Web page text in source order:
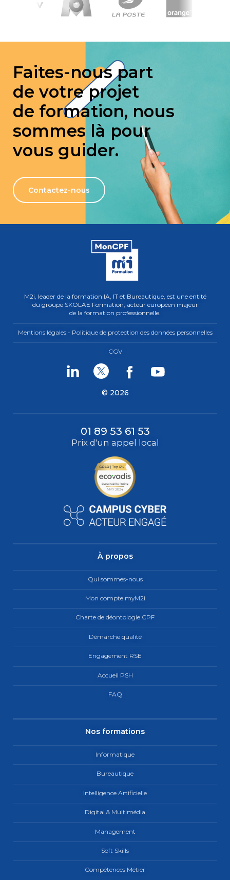
Faites-nous part
de votre projet
de formation, nous
sommes là pour
vous guider.
Contactez-nous
M2i, leader de la formation IA, IT et Bureautique, est une entité
du groupe SKOLAE Formation, acteur européen majeur
de la formation professionnelle.
Mentions légales - Politique de protection des données personnelles
CGV
Facebook Youtube
© 2026
01 89 53 61 53
Prix d'un appel local
À propos
Qui sommes-nous
Mon compte myM2i
Charte de déontologie CPF
Démarche qualité
Engagement RSE
Accueil PSH
FAQ
Nos formations
Informatique
Bureautique
Intelligence Artificielle
Digital & Multimédia
Management
Soft Skills
Compétences Métier